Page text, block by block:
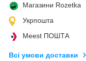
Магазини Rozetka
Укрпошта
Meest ПОШТА
Всі умови доставки